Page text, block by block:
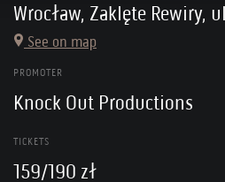
Wrocław, Zaklęte Rewiry,
See on map
PROMOTER
Knock Out Productions
TICKETS
159/190 zł